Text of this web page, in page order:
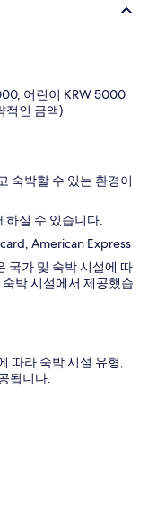
어린이 KRW 5000
적인 금액)
숙박할 수 있는 환경이
하실 수 있습니다.
American Express
국가 및 숙박 시설에 따
박 시설에서 제공했습
따라 숙박 시설 유형,
됩니다.